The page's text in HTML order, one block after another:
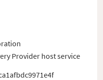
Provider host service